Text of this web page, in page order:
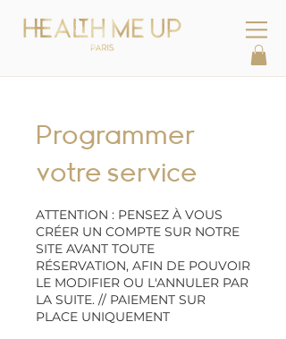
Programmer
votre service
ATTENTION : PENSEZ À VOUS
CRÉER UN COMPTE SUR NOTRE
SITE AVANT TOUTE
RÉSERVATION, AFIN DE POUVOIR
LE MODIFIER OU L'ANNULER PAR
LA SUITE. // PAIEMENT SUR
PLACE UNIQUEMENT